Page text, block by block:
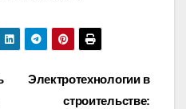
Электротехнологии в
строительстве: